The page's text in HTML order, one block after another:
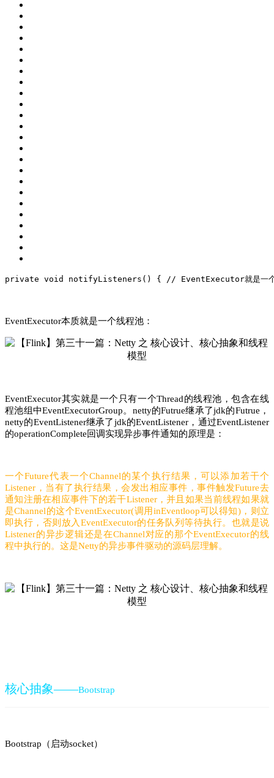
private void notifyListeners () { // EventExecutor就是一
EventExecutor本质就是一个线程池：
EventExecutor其实就是一个只有一个Thread的线程池，包含在线
程池组中EventExecutorGroup。netty的Futrue继承了jdk的Futrue，
netty的EventListener继承了jdk的EventListener，通过EventListener
的operationComplete回调实现异步事件通知的原理是：
一个Future代表一个Channel的某个执行结果，可以添加若干个
Listener，当有了执行结果，会发出相应事件，事件触发Future去
通知注册在相应事件下的若干Listener，并且如果当前线程如果就
是Channel的这个EventExecutor(调用inEventloop可以得知)，则立
即执行，否则放入EventExecutor的任务队列等待执行。也就是说
Listener的异步逻辑还是在Channel对应的那个EventExecutor的线
程中执行的。 这是Netty的异步事件驱动的源码层理解。
核心抽象——Bootstrap
Bootstrap （启动socket）